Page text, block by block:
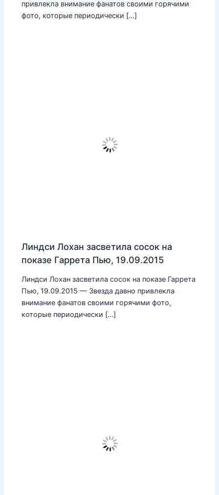
привлекла внимание фанатов своими горячими
фото, которые периодически […]
Линдси Лохан засветила сосок на
показе Гаррета Пью, 19.09.2015
Линдси Лохан засветила сосок на показе Гаррета
Пью, 19.09.2015 — Звезда давно привлекла
внимание фанатов своими горячими фото,
которые периодически […]